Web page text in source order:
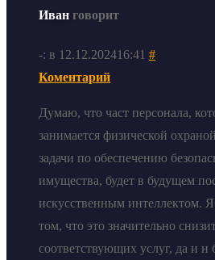
Иван говорит
-: в 12.12.202416:41 #
Коментарий
Думаю, что част персонала,
занимается физической
задачи по обеспечению
имущества, будет в будущем
искусственным интеллектом.
том, что это значительно
соответствующих услуг, да и н